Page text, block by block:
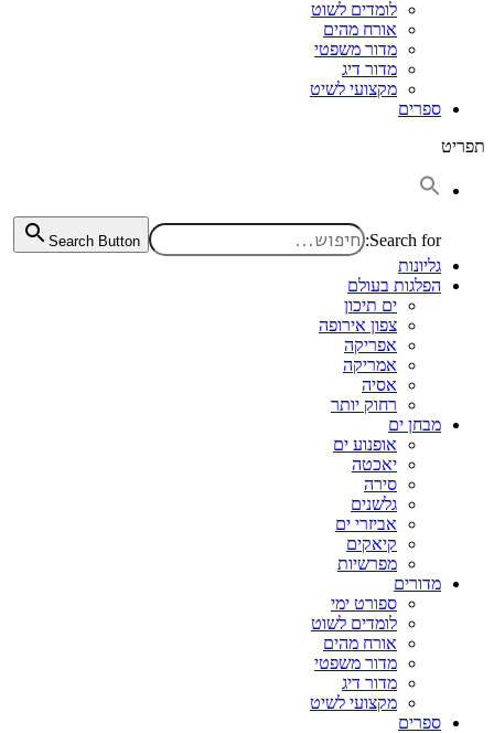
לומדים לשוט
אורח מהים
מדור משפטי
מדור דיג
מקצועי לשיט
ספרים
תפריט
Search for:
Search Button
גליונות
הפלגות בעולם
ים תיכון
צפון אירופה
אפריקה
אמריקה
אסיה
רחוק יותר
מבחן ים
אופנוע ים
יאכטה
סירה
גלשנים
אביזרי ים
קיאקים
מפרשיות
מדורים
ספורט ימי
לומדים לשוט
אורח מהים
מדור משפטי
מדור דיג
מקצועי לשיט
ספרים